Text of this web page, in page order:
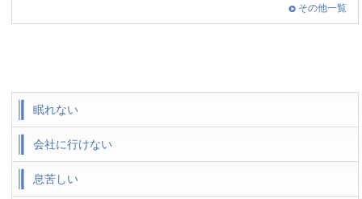
その他一覧
眠れない
会社に行けない
息苦しい